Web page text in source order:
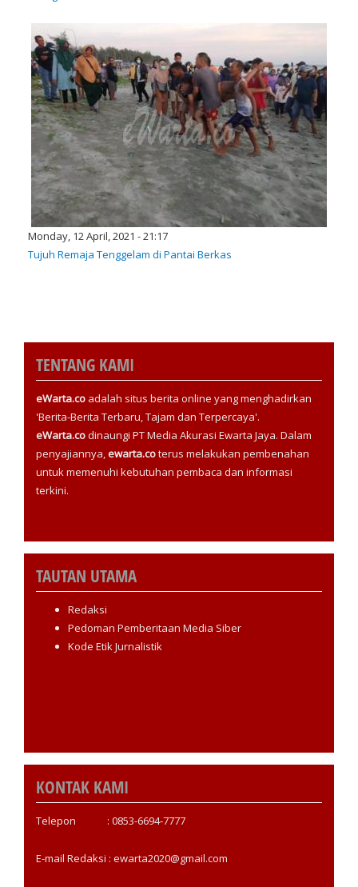
Monday, 12 April, 2021 - 21:17
Tujuh Remaja Tenggelam di Pantai Berkas
TENTANG KAMI
eWarta.co adalah situs berita online yang menghadirkan
'Berita-Berita Terbaru, Tajam dan Terpercaya'.
eWarta.codinaungi PT Media Akurasi Ewarta Jaya. Dalam
penyajiannya, ewarta.coterus melakukan pembenahan
untuk memenuhi kebutuhan pembaca dan informasi
terkini.
TAUTAN UTAMA
Redaksi
Pedoman Pemberitaan Media Siber
Kode Etik Jurnalistik
KONTAK KAMI
Telepon : 0853-6694-7777
E-mail Redaksi : ewarta2020@gmail.com